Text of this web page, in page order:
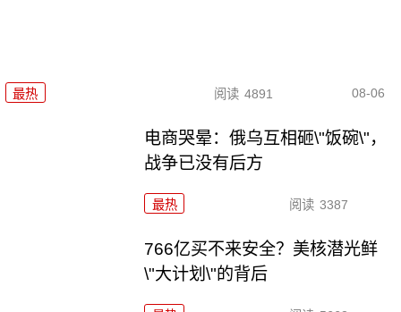
最热 阅读 4891 08-06
电商哭晕：俄乌互相砸\"饭碗\"，
战争已没有后方
最热 阅读 3387
766亿买不来安全？美核潜光鲜
\"大计划\"的背后